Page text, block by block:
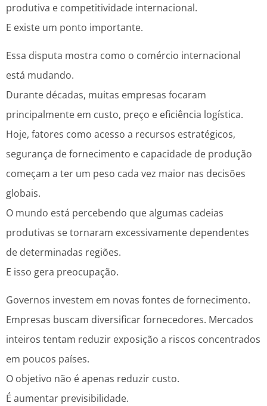
produtiva e competitividade internacional.
E existe um ponto importante.
Essa disputa mostra como o comércio internacional
está mudando.
Durante décadas, muitas empresas focaram
principalmente em custo, preço e eficiência logística.
Hoje, fatores como acesso a recursos estratégicos,
segurança de fornecimento e capacidade de produção
começam a ter um peso cada vez maior nas decisões
globais.
O mundo está percebendo que algumas cadeias
produtivas se tornaram excessivamente dependentes
de determinadas regiões.
E isso gera preocupação.
Governos investem em novas fontes de fornecimento.
Empresas buscam diversificar fornecedores. Mercados
inteiros tentam reduzir exposição a riscos concentrados
em poucos países.
O objetivo não é apenas reduzir custo.
É aumentar previsibilidade.